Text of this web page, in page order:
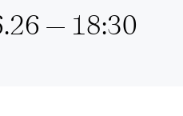
— 18:30